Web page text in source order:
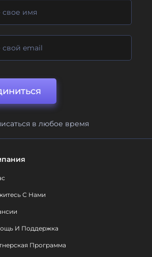
в любое время
С Нами
И Поддержка
Программа